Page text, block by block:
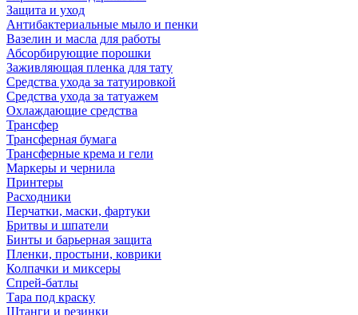
Защита и уход
Антибактериальные мыло и пенки
Вазелин и масла для работы
Абсорбирующие порошки
Заживляющая пленка для тату
Средства ухода за татуировкой
Средства ухода за татуажем
Охлаждающие средства
Трансфер
Трансферная бумага
Трансферные крема и гели
Маркеры и чернила
Принтеры
Расходники
Перчатки, маски, фартуки
Бритвы и шпатели
Бинты и барьерная защита
Пленки, простыни, коврики
Колпачки и миксеры
Спрей-батлы
Тара под краску
Штанги и резинки